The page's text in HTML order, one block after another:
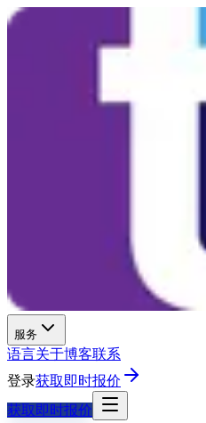
服务
语言关于博客联系
登录获取即时报价
获取即时报价